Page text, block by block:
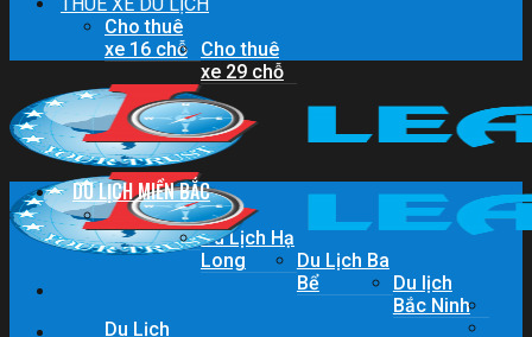
Cho thuê
xe 16 chỗ
Cho thuê
xe 29 chỗ
DU LỊCH MIỀN BẮC
Du lịch
Sapa
Du Lịch Hạ
Long
Du Lịch Ba
Bể
Du lịch
Bắc Ninh
Du Lịch